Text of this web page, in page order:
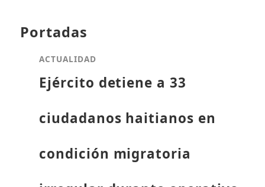
Portadas
ACTUALIDAD
Ejército detiene a 33
ciudadanos haitianos en
condición migratoria